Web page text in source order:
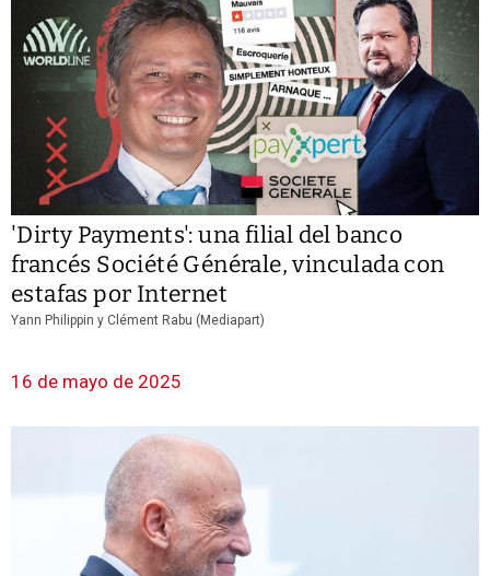
'Dirty Payments': una filial del banco
francés Société Générale, vinculada con
estafas por Internet
Yann Philippin y Clément Rabu (Mediapart)
16 de mayo de 2025